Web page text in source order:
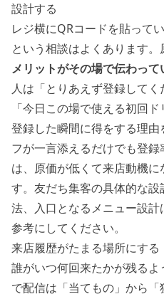
設計する
レジ横にQRコードを貼って
という相談はよくあります。
メリットがその場で伝わって
人は「とりあえず登録してく
「今日この場で使える初回
登録した瞬間に得をする理
フが一言添えるだけでも登
は、原価が低くて来店動機
す。友だち集客の具体的な設
法、入口となるメニュー設計
参考にしてください。
来店履歴がたまる場所にする
誰がいつ何回来たかが残る
で配信は「当てもの」から